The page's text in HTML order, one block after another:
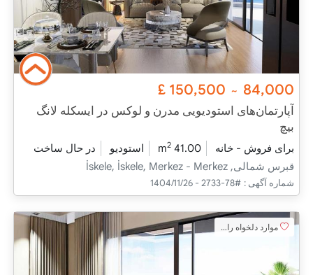
84,000
~
150,500
£
آپارتمان‌های استودیویی مدرن و لوکس در ایسکله لانگ
بیچ
برای فروش - خانه 41.00 m
2 استودیو
در حال ساخت
قبرس شمالی, İskele, İskele, Merkez - Merkez
شماره آگهی : #78-2733 - 1404/11/26
موارد دلخواه را اضافه کنید